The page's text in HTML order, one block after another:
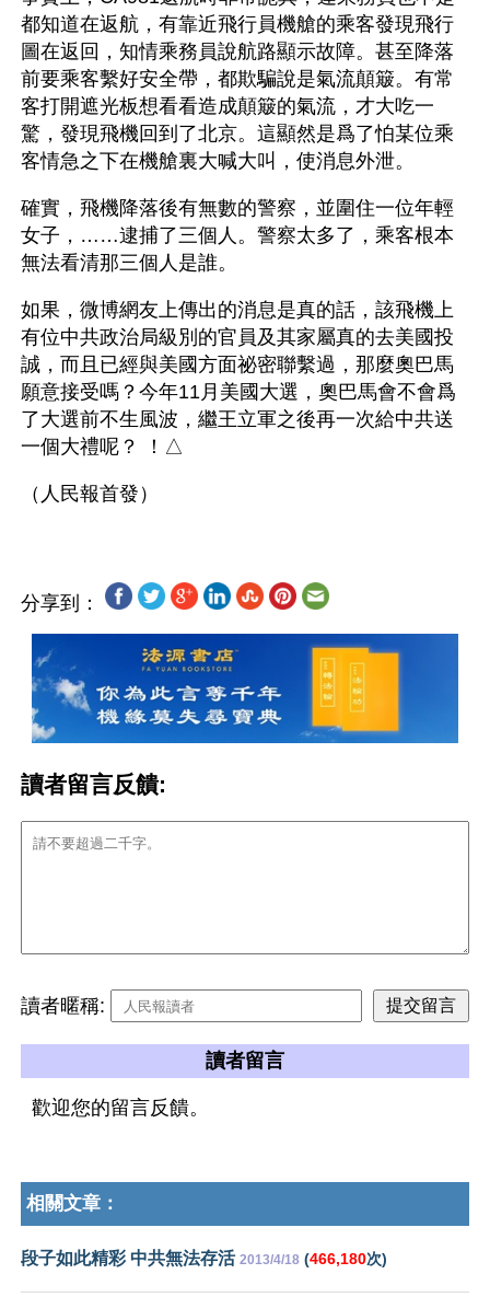
都知道在返航，有靠近飛行員機艙的乘客發現飛行
圖在返回，知情乘務員說航路顯示故障。甚至降落
前要乘客繫好安全帶，都欺騙說是氣流顛簸。有常
客打開遮光板想看看造成顛簸的氣流，才大吃一
驚，發現飛機回到了北京。這顯然是爲了怕某位乘
客情急之下在機艙裏大喊大叫，使消息外泄。
確實，飛機降落後有無數的警察，並圍住一位年輕
女子，……逮捕了三個人。警察太多了，乘客根本
無法看清那三個人是誰。
如果，微博網友上傳出的消息是真的話，該飛機上
有位中共政治局級別的官員及其家屬真的去美國投
誠，而且已經與美國方面祕密聯繫過，那麼奧巴馬
願意接受嗎？今年11月美國大選，奧巴馬會不會爲
了大選前不生風波，繼王立軍之後再一次給中共送
一個大禮呢？ ！△
分享到：
讀者留言反饋:
讀者暱稱:
讀者留言
歡迎您的留言反饋。
相關文章：
段子如此精彩 中共無法存活 2013/4/18 (466,180次)